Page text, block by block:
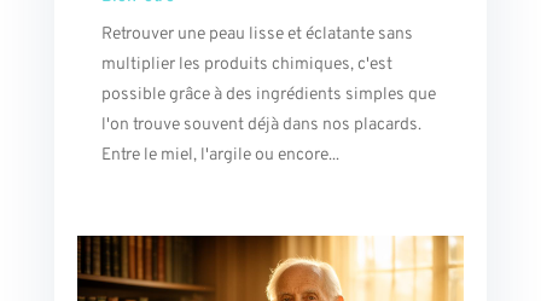
Retrouver une peau lisse et éclatante sans
multiplier les produits chimiques, c'est
possible grâce à des ingrédients simples que
l'on trouve souvent déjà dans nos placards.
Entre le miel, l'argile ou encore...